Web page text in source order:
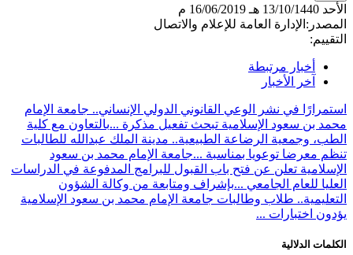
الأحد 13/10/1440 هـ
16/06/2019 م
المصدر: الإدارة العامة للإعلام والاتصال
التقييم:
أخبار مرتبطة
آخر الأخبار
استمرارًا في نشر الوعي القانوني الدولي الإنساني.. جامعة الإمام
محمد بن سعود الإسلامية تبحث تفعيل مذكرة ...بالتعاون مع كلية
الطب، وجمعية الرضاعة الطبيعية.. مدينة الملك عبدالله للطالبات
تنظم معرضا توعويا بمناسبة ...جامعة الإمام محمد بن سعود
الإسلامية تعلن عن فتح باب القبول للبرامج المدفوعة في الدراسات
العليا للعام الجامعي ...بإشراف ومتابعة من وكالة الشؤون
التعليمية.. طلاب وطالبات جامعة الإمام محمد بن سعود الإسلامية
يؤدون اختبارات ...
الكلمات الدلالية